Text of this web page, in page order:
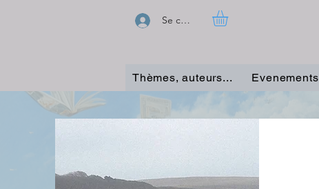
Se connecter
Thèmes, auteurs... Evenements